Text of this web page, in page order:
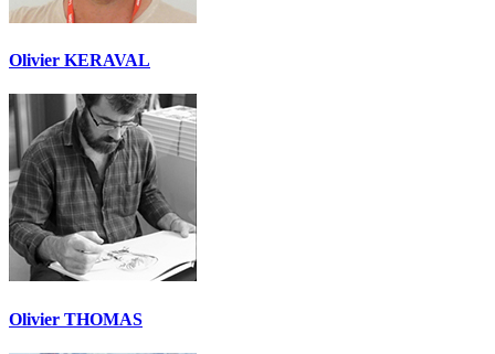
Olivier KERAVAL
Olivier THOMAS